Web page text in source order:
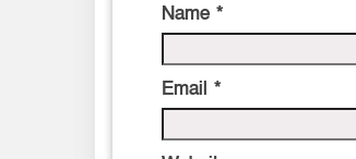
Name *
Email *